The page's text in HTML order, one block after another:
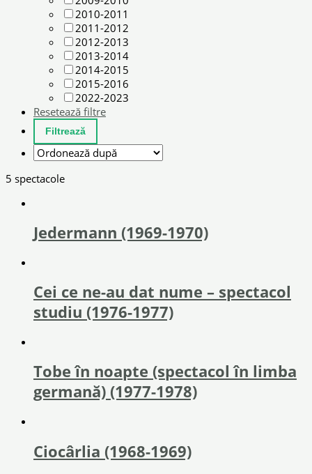
2010-2011
2011-2012
2012-2013
2013-2014
2014-2015
2015-2016
2022-2023
Resetează filtre
5 spectacole
Jedermann (1969-1970)
Cei ce ne-au dat nume – spectacol
studiu (1976-1977)
Tobe în noapte (spectacol în limba
germană) (1977-1978)
Ciocârlia (1968-1969)